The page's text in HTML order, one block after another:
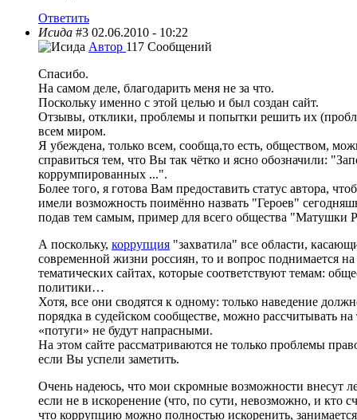
Ответить
Исида #3 02.06.2010 - 10:22
Автор 117 Сообщений
Спасибо.
На самом деле, благодарить меня не за что.
Поскольку именно с этой целью и был создан сайт.
Отзывы, отклики, проблемы и попытки решить их
всем миром.
Я убеждена, только всем, сообща,то есть, обществом,
справиться тем, что Вы так чётко и ясно обозначили:
коррумпированных ...".
Более того, я готова Вам предоставить статус автора,
имели возможность поимённо назвать "Героев"
подав тем самым, пример для всего общества "Матушки
А поскольку, коррупция "захватила" все области,
современной жизни россиян, то и вопрос поднимается на
тематических сайтах, которые соответствуют темам:
политики…
Хотя, все они сводятся к одному: только наведение
порядка в судейском сообществе, можно рассчитывать на
«потуги» не будут напрасными.
На этом сайте рассматриваются не только проблемы
если Вы успели заметить.
Очень надеюсь, что мои скромные возможности внесут
если не в искоренение (что, по сути, невозможно, и кто
что коррупцию можно полностью искоренить, занимается